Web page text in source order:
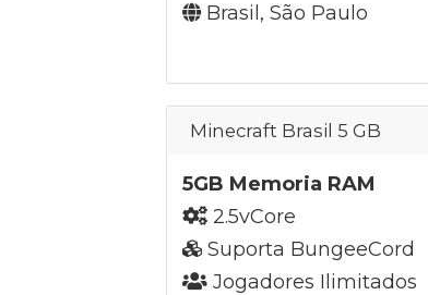
Brasil, São Paulo
Minecraft Brasil 5 GB
5GB Memoria RAM
2.5vCore
Suporta BungeeCord
Jogadores Ilimitados